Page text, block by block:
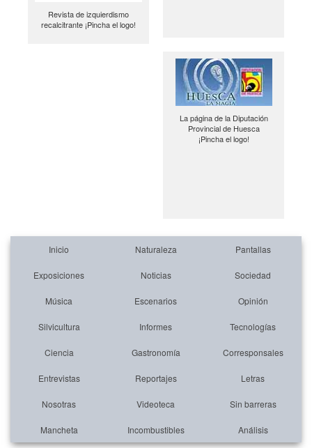
Revista de izquierdismo
recalcitrante ¡Pincha el logo!
La página de la Diputación
Provincial de Huesca
¡Pincha el logo!
Inicio Naturaleza Pantallas
Exposiciones Noticias Sociedad
Música Escenarios Opinión
Silvicultura Informes Tecnologías
Ciencia Gastronomía Corresponsales
Entrevistas Reportajes Letras
Nosotras Videoteca Sin barreras
Mancheta Incombustibles Análisis